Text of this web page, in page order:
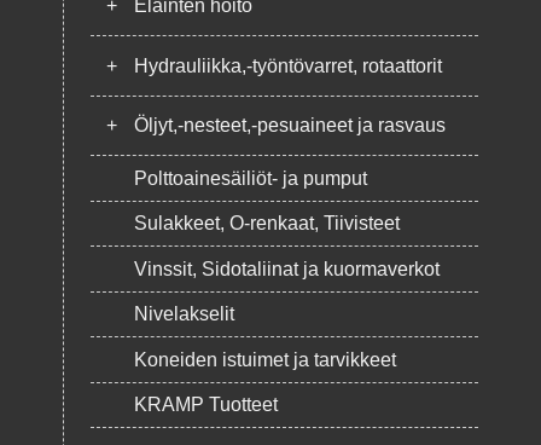
+ Eläinten hoito
+ Hydrauliikka,-työntövarret, rotaattorit
+ Öljyt,-nesteet,-pesuaineet ja rasvaus
Polttoainesäiliöt- ja pumput
Sulakkeet, O-renkaat, Tiivisteet
Vinssit, Sidotaliinat ja kuormaverkot
Nivelakselit
Koneiden istuimet ja tarvikkeet
KRAMP Tuotteet